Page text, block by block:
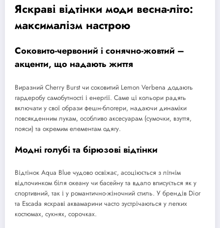
Яскраві відтінки моди весна-літо:
максималізм настрою
Соковито-червоний і сонячно-жовтий –
акценти, що надають життя
Виразний Cherry Burst чи соковитий Lemon Verbena додають
гардеробу самобутності і енергії. Саме ці кольори радять
включати у свої образи фешн-блогери, надаючи динаміки
повсякденним лукам, особливо аксесуарам (сумочки, взуття,
пояси) та окремим елементам одягу.
Модні голубі та бірюзові відтінки
Відтінок Aqua Blue чудово освіжає, асоціюється з літнім
відпочинком біля океану чи басейну та вдало вписується як у
спортивний, так і у романтично-жіночний стиль. У брендів Dior
та Escada яскраві аквамарини часто зустрічаються у легких
костюмах, сукнях, сорочках.